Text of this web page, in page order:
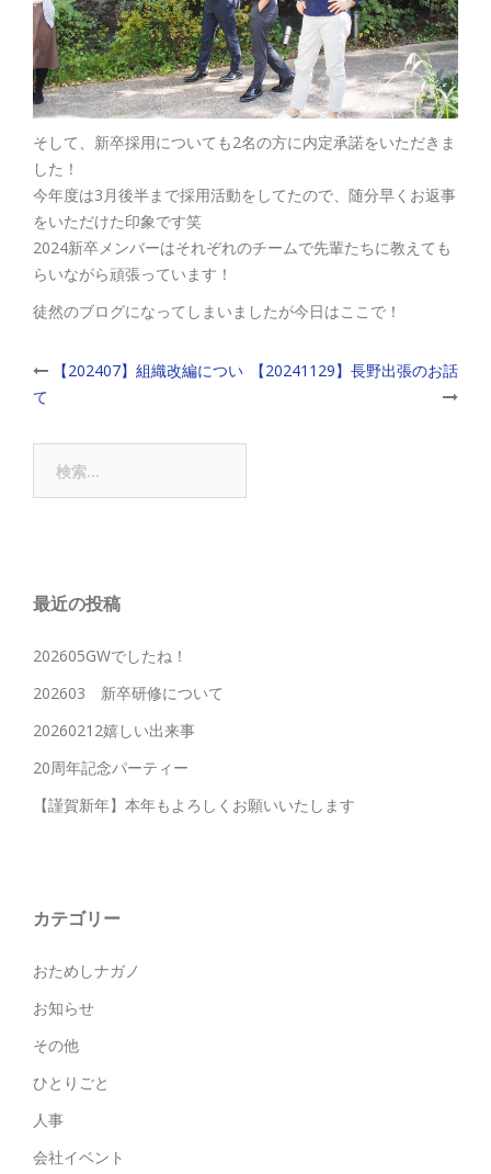
そして、新卒採用についても2名の方に内定承諾をいただきま
した！
今年度は3月後半まで採用活動をしてたので、随分早くお返事
をいただけた印象です笑
2024新卒メンバーはそれぞれのチームで先輩たちに教えても
らいながら頑張っています！
徒然のブログになってしまいましたが今日はここで！
Post
navigation
【202407】組織改編につい
て
【20241129】長野出張のお話
最近の投稿
202605GWでしたね！
202603 新卒研修について
20260212嬉しい出来事
20周年記念パーティー
【謹賀新年】本年もよろしくお願いいたします
カテゴリー
おためしナガノ
お知らせ
その他
ひとりごと
人事
会社イベント